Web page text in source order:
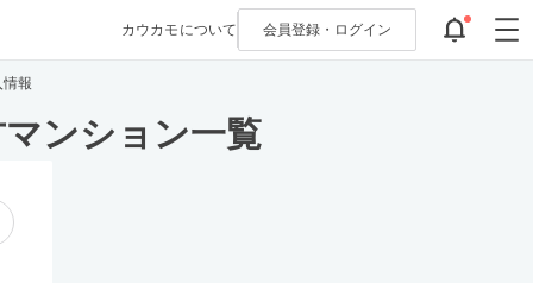
カウカモについて 会員登録・ ログイン
報
ンション一覧